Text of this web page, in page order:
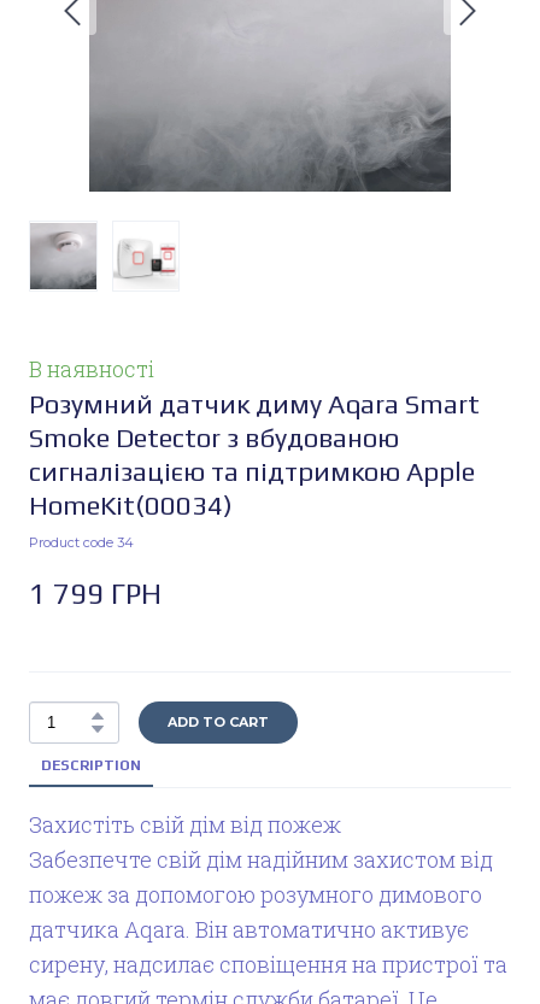
В наявності
Розумний датчик диму Aqara Smart
Smoke Detector з вбудованою
сигналізацією та підтримкою Apple
HomeKit(00034)
Product code 34
1 799 ГРН
ADD TO CART
DESCRIPTION
Захистіть свій дім від пожеж
Забезпечте свій дім надійним захистом від
пожеж за допомогою розумного димового
датчика Aqara. Він автоматично активує
сирену, надсилає сповіщення на пристрої та